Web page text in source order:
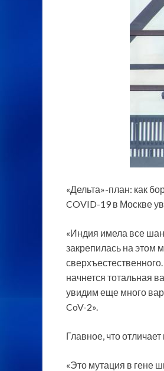
«Дельта»-план: как
COVID-19 в Москве
«Индия имела все
закрепилась на этом
начнется тотальная
увидим еще много
CoV-2».
Главное, что
«Это мутация в гене